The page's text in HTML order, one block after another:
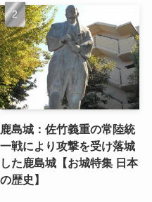
鹿島城：佐竹義重の常陸統
一戦により攻撃を受け落城
した鹿島城【お城特集 日本
の歴史】